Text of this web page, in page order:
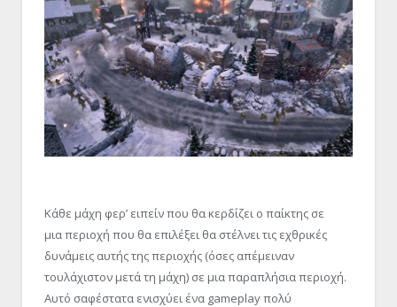
Κάθε μάχη φερ’ ειπείν που θα κερδίζει ο παίκτης σε
μια περιοχή που θα επιλέξει θα στέλνει τις εχθρικές
δυνάμεις αυτής της περιοχής (όσες απέμειναν
τουλάχιστον μετά τη μάχη) σε μια παραπλήσια περιοχή.
Αυτό σαφέστατα ενισχύει ένα gameplay πολύ